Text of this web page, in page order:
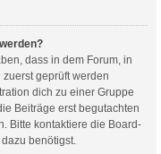
dass in dem Forum, in
geprüft werden
dich zu einer Gruppe
Beiträge erst begutachten
Bitte kontaktiere die Board-
benötigst.